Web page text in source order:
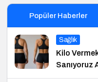
Popüler Haberler
Sağlık
Kilo
Sanıyoruz